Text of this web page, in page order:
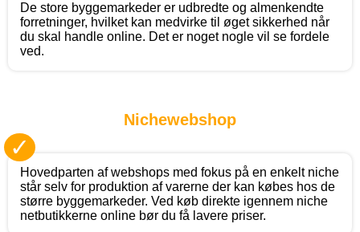
De store byggemarkeder er udbredte og almenkendte
forretninger, hvilket kan medvirke til øget sikkerhed når
du skal handle online. Det er noget nogle vil se fordele
ved.
Nichewebshop
✓
Hovedparten af webshops med fokus på en enkelt niche
står selv for produktion af varerne der kan købes hos de
større byggemarkeder. Ved køb direkte igennem niche
netbutikkerne online bør du få lavere priser.